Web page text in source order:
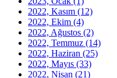
2022, Kasım (12)
2022, Ekim (4)
2022, Ağustos (2)
2022, Temmuz (14)
2022, Haziran (25)
2022, Mayıs (33)
2022, Nisan (21)